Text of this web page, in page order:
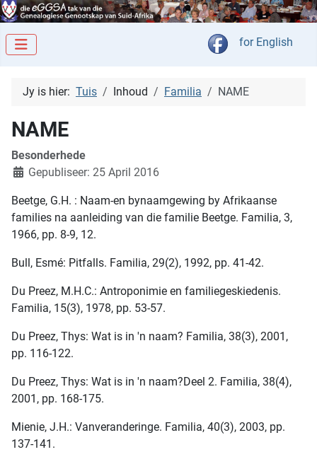
Kies jou taal
for English
Jy is hier: Tuis Inhoud Familia NAME
NAME
Besonderhede
Gepubliseer: 25 April 2016
Beetge, G.H. : Naam-en bynaamgewing by Afrikaanse
families na aanleiding van die familie Beetge. Familia, 3,
1966, pp. 8-9, 12.
Bull, Esmé: Pitfalls. Familia, 29(2), 1992, pp. 41-42.
Du Preez, M.H.C.: Antroponimie en familiegeskiedenis.
Familia, 15(3), 1978, pp. 53-57.
Du Preez, Thys: Wat is in 'n naam? Familia, 38(3), 2001,
pp. 116-122.
Du Preez, Thys: Wat is in 'n naam?Deel 2. Familia, 38(4),
2001, pp. 168-175.
Mienie, J.H.: Vanveranderinge. Familia, 40(3), 2003, pp.
137-141.